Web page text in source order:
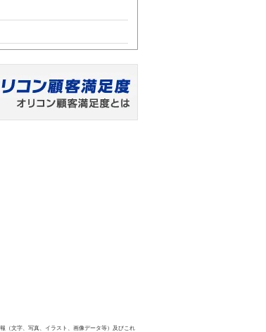
（文字、写真、イラスト、画像データ等）及びこれ